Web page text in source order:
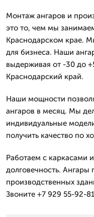
Монтаж ангаров и
это то, чем мы
Краснодарском крае.
для бизнеса. Наши
выдерживая от -30 до
Краснодарский край.
Наши мощности
ангаров в месяц. Мы
индивидуальные
получить качество по
Работаем с каркасами
долговечность. Ангары
производственных
Звоните +7 929 55-92-